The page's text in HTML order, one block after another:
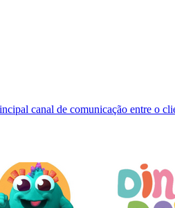
canal de comunicação entre o